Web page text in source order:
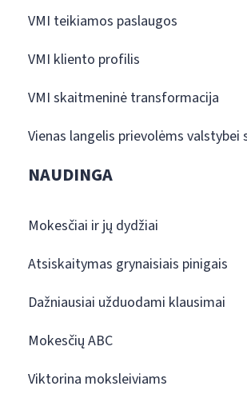
VMI teikiamos paslaugos
VMI kliento profilis
VMI skaitmeninė transformacija
Vienas langelis prievolėms valstybei
NAUDINGA
Mokesčiai ir jų dydžiai
Atsiskaitymas grynaisiais pinigais
Dažniausiai užduodami klausimai
Mokesčių ABC
Viktorina moksleiviams